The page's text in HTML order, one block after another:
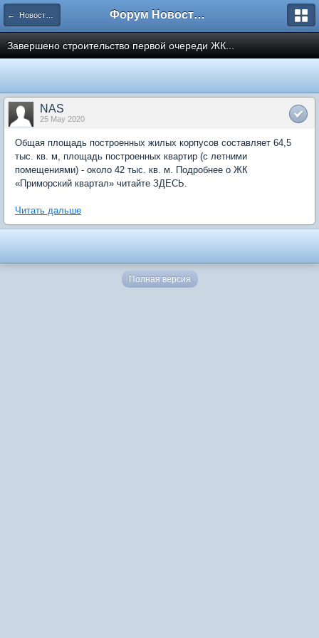
← Новости рынка недвижимости Форум Новостройки
Завершено строительство первой очереди ЖК...
NAS
25 May 2020
Общая площадь построенных жилых корпусов составляет 64,5
тыс. кв. м, площадь построенных квартир (с летними
помещениями) - около 42 тыс. кв. м. Подробнее о ЖК
«Приморский квартал» читайте ЗДЕСЬ.
Читать дальше
Полная версия